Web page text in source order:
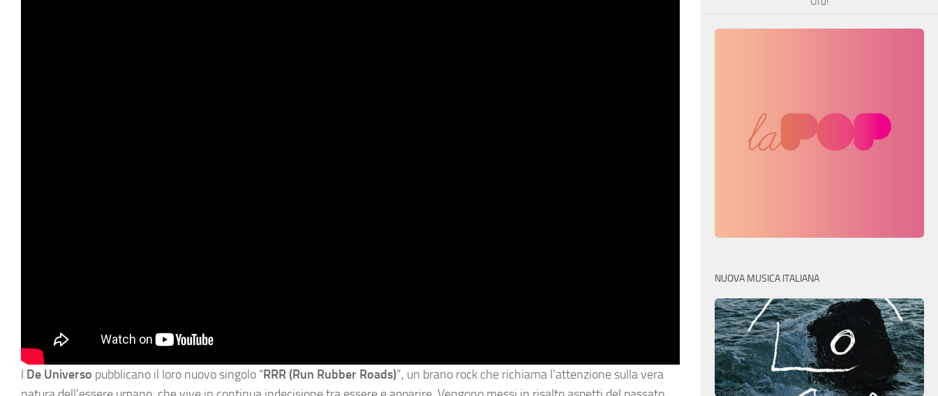
I De Universo pubblicano il loro nuovo singolo “RRR (Run Rubber Roads)”, un brano rock che richiama l’attenzione sulla vera
NUOVA MUSICA ITALIANA